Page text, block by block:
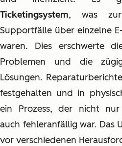
Ticketingsystem, was
Supportfälle über einzelne
waren. Dies erschwerte
Problemen und die
Lösungen.
festgehalten und in
ein Prozess, der nicht nur
auch fehleranfällig war. Das
vor verschiedenen